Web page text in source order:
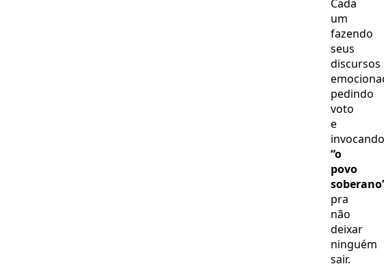
Cada
um
fazendo
seus
discursos
pedindo
voto
e
invocando
“o
povo
pra
não
deixar
ninguém
sair.